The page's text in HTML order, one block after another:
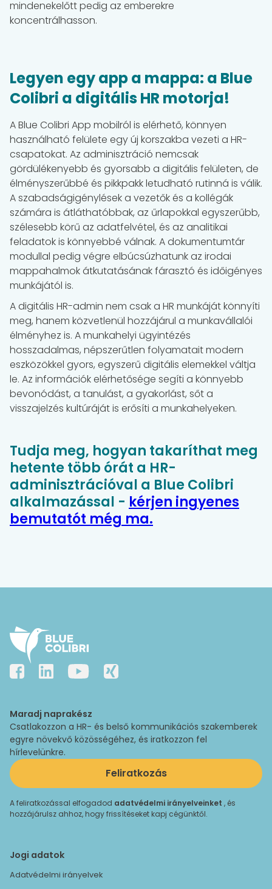
mindenekelőtt pedig az emberekre
koncentrálhasson.
Legyen egy app a mappa: a Blue
Colibri a digitális HR motorja!
A Blue Colibri App mobilról is elérhető, könnyen
használható felülete egy új korszakba vezeti a HR-
csapatokat. Az adminisztráció nemcsak
gördülékenyebb és gyorsabb a digitális felületen, de
élményszerűbbé és pikkpakk letudható rutinná is válik.
A szabadságigénylések a vezetők és a kollégák
számára is átláthatóbbak, az űrlapokkal egyszerűbb,
szélesebb körű az adatfelvétel, és az analitikai
feladatok is könnyebbé válnak. A dokumentumtár
modullal pedig végre elbúcsúzhatunk az irodai
mappahalmok átkutatásának fárasztó és időigényes
munkájától is.
A digitális HR-admin nem csak a HR munkáját könnyíti
meg, hanem közvetlenül hozzájárul a munkavállalói
élményhez is. A munkahelyi ügyintézés
hosszadalmas, népszerűtlen folyamatait modern
eszközökkel gyors, egyszerű digitális elemekkel váltja
le. Az információk elérhetősége segíti a könnyebb
bevonódást, a tanulást, a gyakorlást, sőt a
visszajelzés kultúráját is erősíti a munkahelyeken.
Tudja meg, hogyan takaríthat meg
hetente több órát a HR-
adminisztrációval a Blue Colibri
alkalmazással - kérjen ingyenes
bemutatót még ma.
Jogi adatok
Adatvédelmi irányelvek
Maradj naprakész
Csatlakozzon a HR- és belső kommunikációs szakemberek
egyre növekvő közösségéhez, és iratkozzon fel
hírlevelünkre.
Feliratkozás
A feliratkozással elfogadod adatvédelmi irányelveinket , és
hozzájárulsz ahhoz, hogy frissítéseket kapj cégünktől.